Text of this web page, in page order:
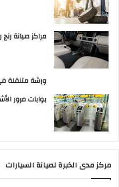
مراكز صيانة
ورشة متنقلة
بوابات مرور
مركز مدى الخبرة لصيانة السيارات